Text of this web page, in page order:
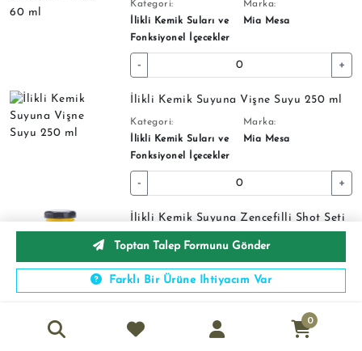
0
Toptan Talep Formunu Gönder
Farklı Bir Ürüne Ihtiyacım Var
Kategori:
İlikli Kemik Suları ve
Fonksiyonel İçecekler
Marka:
Mia Mesa
- +
İlikli Kemik Suyuna Vişne Suyu 250 ml
Kategori:
İlikli Kemik Suları ve
Fonksiyonel İçecekler
Marka:
Mia Mesa
- +
İlikli Kemik Suyuna Zencefilli Shot Seti
– 12 x 60 ml
İlikli Kemik Suları ve
Fonksiyonel İçecekler
Mia Mesa
-